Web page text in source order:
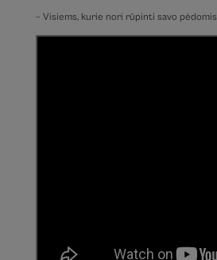
– Visiems, kurie nori rūpinti savo pėdomis